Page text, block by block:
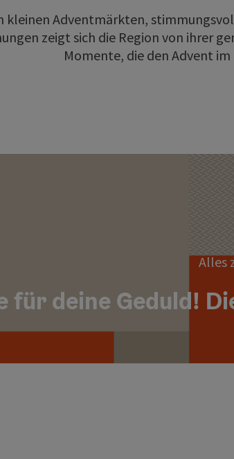
kleinen Adventmärkten,
zeigt sich die Region von ihrer
Momente, die den Advent
Alles
für deine Geduld!